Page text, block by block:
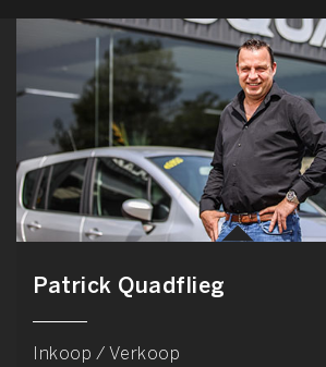
Patrick Quadflieg
Inkoop / Verkoop